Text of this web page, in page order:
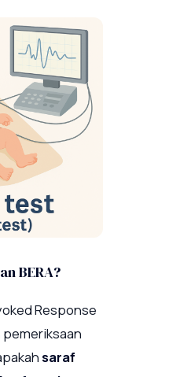
BERA?
Response
saraf